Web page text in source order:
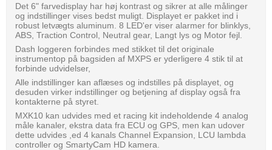
Det 6" farvedisplay har høj kontrast og sikrer at alle målinger
og indstillinger vises bedst muligt. Displayet er pakket ind i
robust letvægts aluminum. 8 LED'er viser alarmer for blinklys,
ABS, Traction Control, Neutral gear, Langt lys og Motor fejl.
Dash loggeren forbindes med stikket til det originale
instrumentop på bagsiden af MXPS er yderligere 4 stik til at
forbinde udvidelser,
Alle indstillinger kan aflæses og indstilles på displayet, og
desuden virker indstillinger og betjening af display også fra
kontakterne på styret.
MXK10 kan udvides med et racing kit indeholdende 4 analog
måle kanaler, ekstra data fra ECU og GPS, men kan udover
dette udvides ,ed 4 kanals Channel Expansion, LCU lambda
controller og SmartyCam HD kamera.